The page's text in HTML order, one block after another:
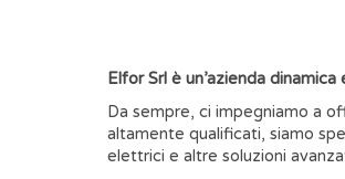
Elfor Srl è un’azienda
Da sempre, ci impegniamo a
altamente qualificati, siamo
elettrici e altre soluzioni